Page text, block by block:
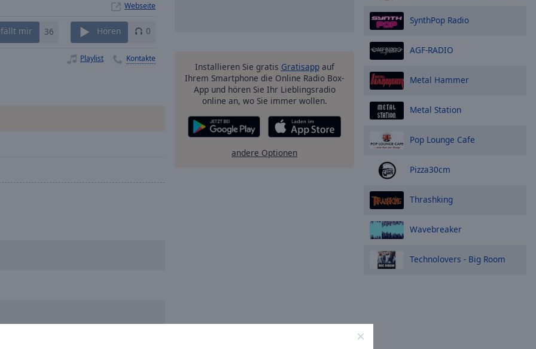
Webseite
mir 36 Hören 0
Playlist Kontakte
Installieren Sie gratis Gratisappauf
Ihrem Smartphone die Online Radio Box-
App und hören Sie Ihr Lieblingsradio
online an, wo Sie immer wollen.
andere Optionen
SynthPop Radio
AGF-RADIO
Metal Hammer
Metal Station
Pop Lounge Cafe
Pizza30cm
Thrashking
Wavebreaker
Technolovers - Big Room